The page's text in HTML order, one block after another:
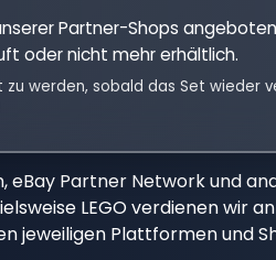
Partner-Shops
oder nicht mehr erhältlich.
werden, sobald das Set wieder
Partner Network und
LEGO verdienen wir an
jeweiligen Plattformen und